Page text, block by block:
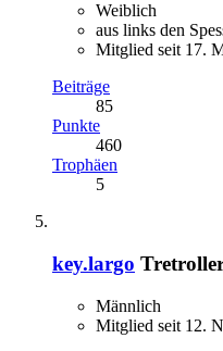
Weiblich
aus links den
Mitglied seit 17.
Beiträge
85
Punkte
460
Trophäen
5
key.largo
Männlich
Mitglied seit 12.